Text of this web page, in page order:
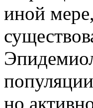
иной
но